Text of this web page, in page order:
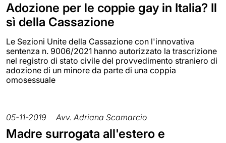
Adozione per le coppie gay in Italia? Il
sì della Cassazione
Le Sezioni Unite della Cassazione con l'innovativa
sentenza n. 9006/2021 hanno autorizzato la trascrizione
nel registro di stato civile del provvedimento straniero di
adozione di un minore da parte di una coppia
omosessuale
05-11-2019 Avv. Adriana Scamarcio
Madre surrogata all'estero e